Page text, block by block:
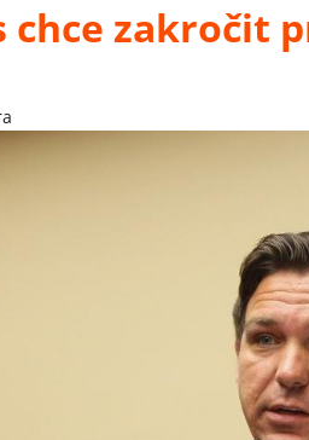
chce zakročit